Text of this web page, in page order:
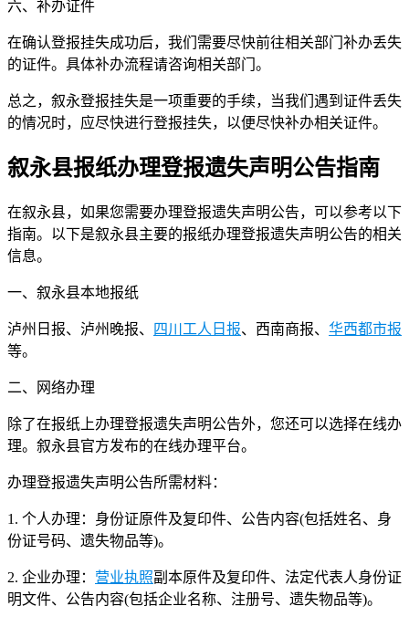
六、补办证件
在确认登报挂失成功后，我们需要尽快前往相关部门补办丢失
的证件。具体补办流程请咨询相关部门。
总之，叙永登报挂失是一项重要的手续，当我们遇到证件丢失
的情况时，应尽快进行登报挂失，以便尽快补办相关证件。
叙永县报纸办理登报遗失声明公告指南
在叙永县，如果您需要办理登报遗失声明公告，可以参考以下
指南。以下是叙永县主要的报纸办理登报遗失声明公告的相关
信息。
一、叙永县本地报纸
泸州日报、泸州晚报、 四川工人日报、西南商报、 华西都市报
等。
二、网络办理
除了在报纸上办理登报遗失声明公告外，您还可以选择在线办
理。叙永县官方发布的在线办理平台。
办理登报遗失声明公告所需材料：
1. 个人办理：身份证原件及复印件、公告内容(包括姓名、身
份证号码、遗失物品等)。
2. 企业办理： 营业执照副本原件及复印件、法定代表人身份证
明文件、公告内容(包括企业名称、注册号、遗失物品等)。